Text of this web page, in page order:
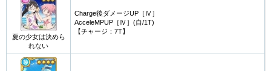
夏の少女は決めら
れない
Charge後ダメージUP［Ⅳ］
AcceleMPUP［Ⅳ］(自/1T)
【チャージ：7T】